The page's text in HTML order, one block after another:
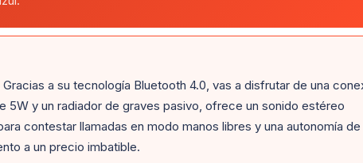
a su tecnología Bluetooth 4.0, vas a disfrutar de una
5W y un radiador de graves pasivo, ofrece un sonido estéreo
contestar llamadas en modo manos libres y una autonomía de
a un precio imbatible.